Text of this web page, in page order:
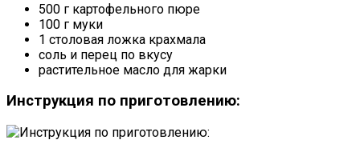
500 г картофельного пюре
100 г муки
1 столовая ложка крахмала
соль и перец по вкусу
растительное масло для жарки
Инструкция по приготовлению: